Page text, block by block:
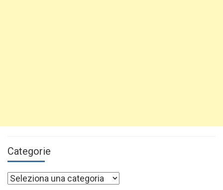
Categorie
Categorie